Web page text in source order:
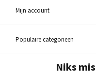
Mijn account
Populaire categorieën
Niks